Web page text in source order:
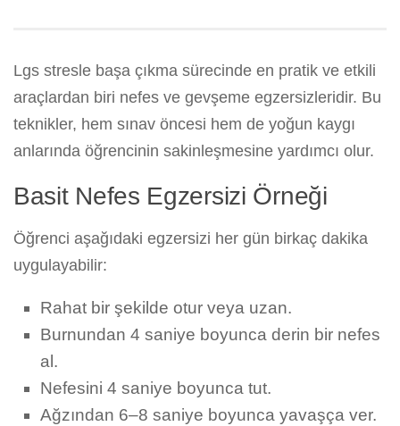
Lgs stresle başa çıkma sürecinde en pratik ve etkili
araçlardan biri nefes ve gevşeme egzersizleridir. Bu
teknikler, hem sınav öncesi hem de yoğun kaygı
anlarında öğrencinin sakinleşmesine yardımcı olur.
Basit Nefes Egzersizi Örneği
Öğrenci aşağıdaki egzersizi her gün birkaç dakika
uygulayabilir:
Rahat bir şekilde otur veya uzan.
Burnundan 4 saniye boyunca derin bir nefes
al.
Nefesini 4 saniye boyunca tut.
Ağzından 6–8 saniye boyunca yavaşça ver.